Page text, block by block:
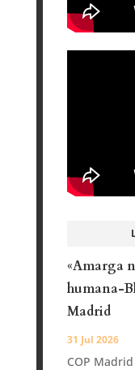
«Amarga
humana-
Madrid
31 Jul 2026
COP